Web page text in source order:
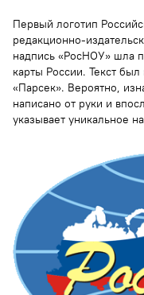
Первый логотип
редакционно-
надпись «РосНОУ» шла
карты России. Текст
«Парсек». Вероятно,
написано от руки и
указывает уникальное